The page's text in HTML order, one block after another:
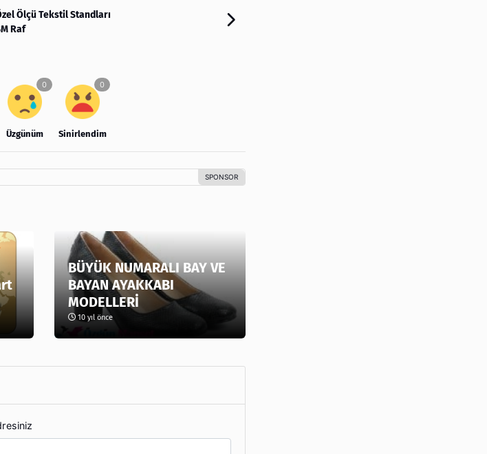
Ölçü Tekstil Standları
Raf
Üzgünüm Sinirlendim
BÜYÜK NUMARALI BAY VE
BAYAN AYAKKABI
MODELLERİ
10 yıl önce